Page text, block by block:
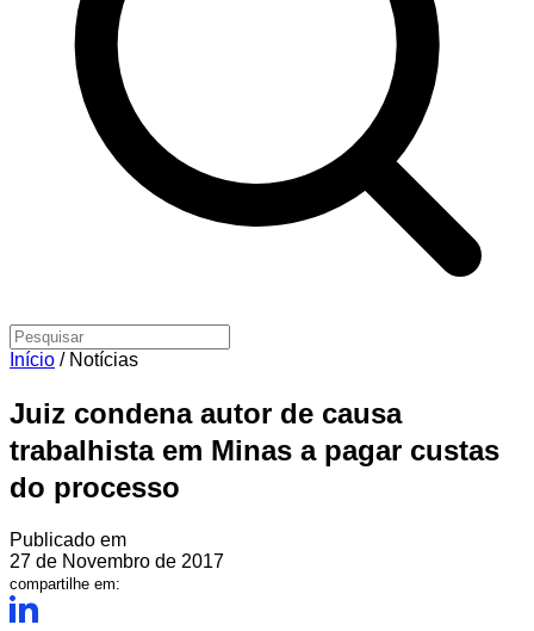
Início / Notícias
Juiz condena autor de causa
trabalhista em Minas a pagar custas
do processo
Publicado em
27 de Novembro de 2017
compartilhe em: